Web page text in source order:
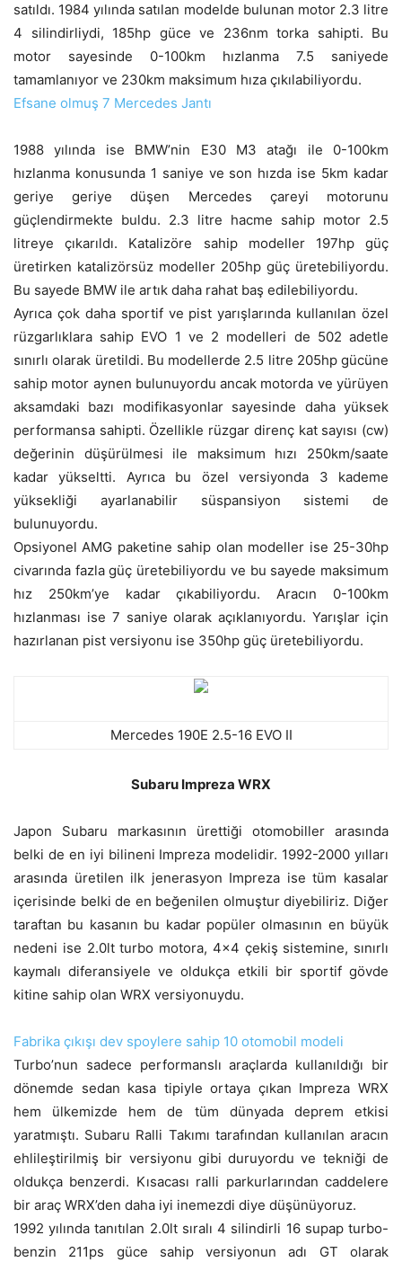
satıldı. 1984 yılında satılan modelde bulunan motor 2.3 litre
4 silindirliydi, 185hp güce ve 236nm torka sahipti. Bu
motor sayesinde 0-100km hızlanma 7.5 saniyede
tamamlanıyor ve 230km maksimum hıza çıkılabiliyordu.
Efsane olmuş 7 Mercedes Jantı
1988 yılında ise BMW’nin E30 M3 atağı ile 0-100km
hızlanma konusunda 1 saniye ve son hızda ise 5km kadar
geriye geriye düşen Mercedes çareyi motorunu
güçlendirmekte buldu. 2.3 litre hacme sahip motor 2.5
litreye çıkarıldı. Katalizöre sahip modeller 197hp güç
üretirken katalizörsüz modeller 205hp güç üretebiliyordu.
Bu sayede BMW ile artık daha rahat baş edilebiliyordu.
Ayrıca çok daha sportif ve pist yarışlarında kullanılan özel
rüzgarlıklara sahip EVO 1 ve 2 modelleri de 502 adetle
sınırlı olarak üretildi. Bu modellerde 2.5 litre 205hp gücüne
sahip motor aynen bulunuyordu ancak motorda ve yürüyen
aksamdaki bazı modifikasyonlar sayesinde daha yüksek
performansa sahipti. Özellikle rüzgar direnç kat sayısı (cw)
değerinin düşürülmesi ile maksimum hızı 250km/saate
kadar yükseltti. Ayrıca bu özel versiyonda 3 kademe
yüksekliği ayarlanabilir süspansiyon sistemi de
bulunuyordu.
Opsiyonel AMG paketine sahip olan modeller ise 25-30hp
civarında fazla güç üretebiliyordu ve bu sayede maksimum
hız 250km’ye kadar çıkabiliyordu. Aracın 0-100km
hızlanması ise 7 saniye olarak açıklanıyordu. Yarışlar için
hazırlanan pist versiyonu ise 350hp güç üretebiliyordu.
Mercedes 190E 2.5-16 EVO II
Subaru Impreza WRX
Japon Subaru markasının ürettiği otomobiller arasında
belki de en iyi bilineni Impreza modelidir. 1992-2000 yılları
arasında üretilen ilk jenerasyon Impreza ise tüm kasalar
içerisinde belki de en beğenilen olmuştur diyebiliriz. Diğer
taraftan bu kasanın bu kadar popüler olmasının en büyük
nedeni ise 2.0lt turbo motora, 4×4 çekiş sistemine, sınırlı
kaymalı diferansiyele ve oldukça etkili bir sportif gövde
kitine sahip olan WRX versiyonuydu.
Fabrika çıkışı dev spoylere sahip 10 otomobil modeli
Turbo’nun sadece performanslı araçlarda kullanıldığı bir
dönemde sedan kasa tipiyle ortaya çıkan Impreza WRX
hem ülkemizde hem de tüm dünyada deprem etkisi
yaratmıştı. Subaru Ralli Takımı tarafından kullanılan aracın
ehlileştirilmiş bir versiyonu gibi duruyordu ve tekniği de
oldukça benzerdi. Kısacası ralli parkurlarından caddelere
bir araç WRX’den daha iyi inemezdi diye düşünüyoruz.
1992 yılında tanıtılan 2.0lt sıralı 4 silindirli 16 supap turbo-
benzin 211ps güce sahip versiyonun adı GT olarak